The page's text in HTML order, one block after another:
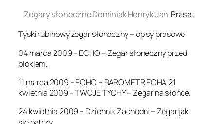
Zegary słoneczne Dominiak Henryk Jan Prasa:
Tyski rubinowy zegar słoneczny – opisy prasowe:
04 marca 2009 – ECHO – Zegar słoneczny przed
blokiem.
11 marca 2009 – ECHO – BAROMETR ECHA.21
kwietnia 2009 – TWOJE TYCHY – Zegar na słońce.
24 kwietnia 2009 – Dziennik Zachodni – Zegar jak